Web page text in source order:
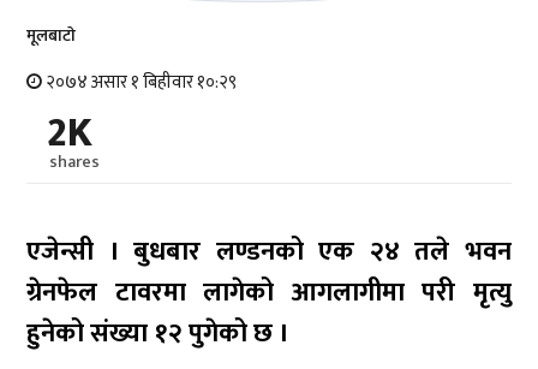
मूलबाटाे
२०७४ असार १ बिहीवार १०:२९
2K
shares
एजेन्सी । बुधबार लण्डनको एक २४ तले भवन
ग्रेनफेल टावरमा लागेको आगलागीमा परी मृत्यु
हुनेको संख्या १२ पुगेको छ ।